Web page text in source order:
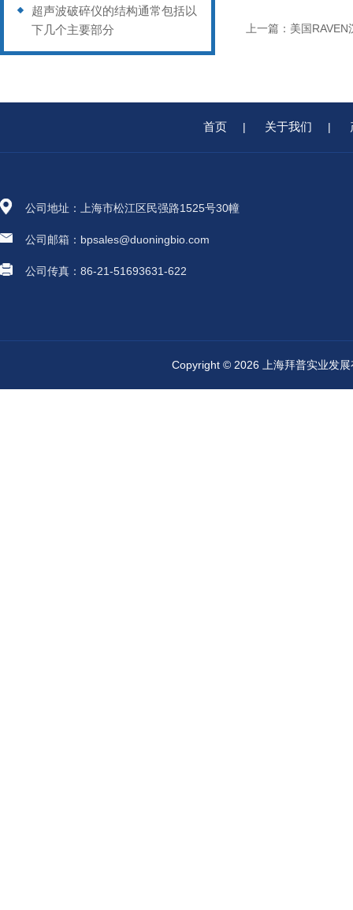
超声波破碎仪的结构通常包括以
下几个主要部分
上一篇： 美国RAVEN
首页 | 关于我们 |
公司地址：上海市松江区民强路1525号30幢
公司邮箱：bpsales@duoningbio.com
公司传真：86-21-51693631-622
Copyright © 2026 上海拜普实业发